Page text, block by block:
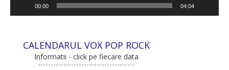
00:00 04:04
CALENDARUL VOX POP ROCK
Informatii - click pe fiecare data